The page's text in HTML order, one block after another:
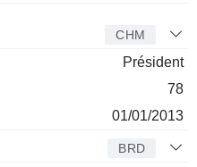
CHM
Président
78
01/01/2013
BRD